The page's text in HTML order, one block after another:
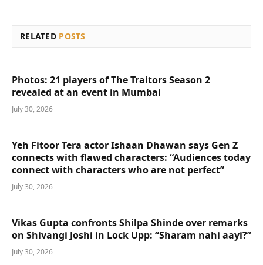
RELATED POSTS
Photos: 21 players of The Traitors Season 2
revealed at an event in Mumbai
July 30, 2026
Yeh Fitoor Tera actor Ishaan Dhawan says Gen Z
connects with flawed characters: “Audiences today
connect with characters who are not perfect”
July 30, 2026
Vikas Gupta confronts Shilpa Shinde over remarks
on Shivangi Joshi in Lock Upp: “Sharam nahi aayi?”
July 30, 2026